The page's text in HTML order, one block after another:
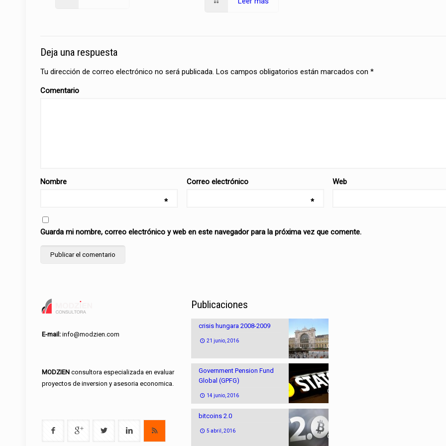
Deja una respuesta
Tu dirección de correo electrónico no será publicada. Los campos obligatorios están marcados con *
Comentario
Nombre
*
Correo electrónico
*
Web
Guarda mi nombre, correo electrónico y web en este navegador para la próxima vez que comente.
E-mail: info@modzien.com
MODZIEN consultora especializada en evaluar
proyectos de inversion y asesoria economica.
Publicaciones
0
crisis hungara 2008-2009
21 junio, 2016
0
Government Pension Fund
Global (GPFG)
14 junio, 2016
0
bitcoins 2.0
5 abril, 2016